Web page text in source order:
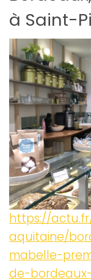
à Saint-
https://
aquitaine/
mabelle-
de-